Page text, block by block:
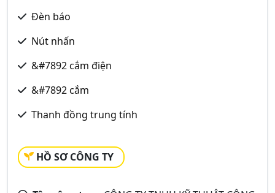
Đèn báo
Nút nhấn
&#7892 cắm điện
&#7892 cắm
Thanh đồng trung tính
HỒ SƠ CÔNG TY